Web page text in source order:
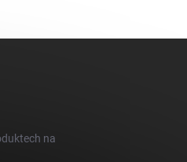
na